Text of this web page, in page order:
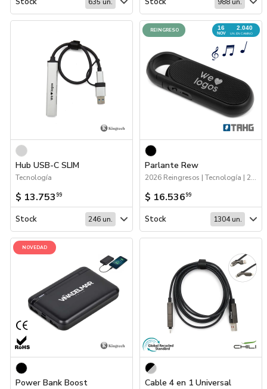
Hub USB-C SLIM
Tecnología
$ 13.753 99
Stock 246 un.
16
NOV
2.040
UN. EN CAMINO
REINGRESO
Parlante Rew
2026 Reingresos | Tecnología | 2026 Día de la Niñez | Próximos Arribos
$ 16.53699
Stock 1304 un.
NOVEDAD
Power Bank Boost Cable 4 en 1 Universal